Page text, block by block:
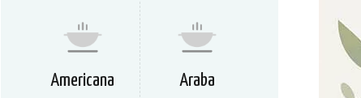
Americana Araba